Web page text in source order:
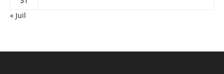
« Juil